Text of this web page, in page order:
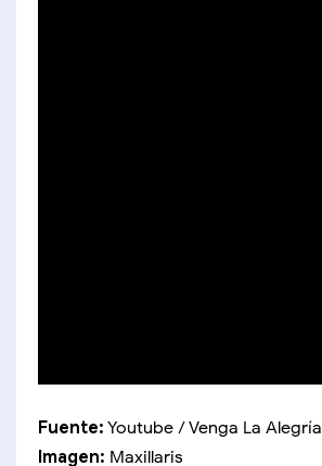
Fuente: Youtube / Venga La Alegría
Imagen: Maxillaris